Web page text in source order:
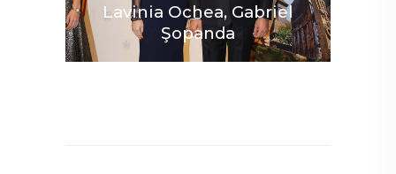
Lavinia Ochea, Gabriel
Şopanda